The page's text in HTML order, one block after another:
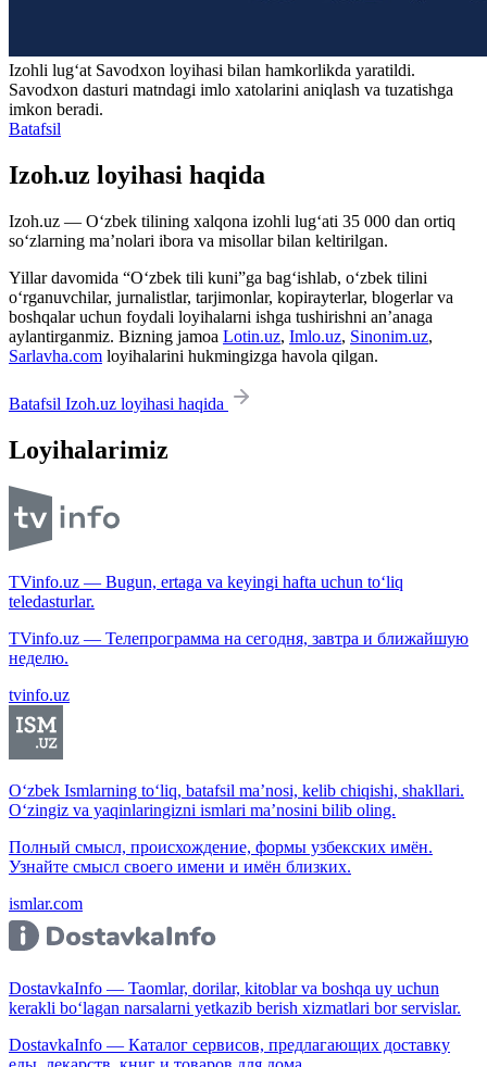
Izohli lugʻat Savodxon loyihasi bilan hamkorlikda yaratildi.
Savodxon dasturi matndagi imlo xatolarini aniqlash va tuzatishga
imkon beradi.
Batafsil
Izoh.uz loyihasi haqida
Izoh.uz — O‘zbek tilining xalqona izohli lug‘ati 35 000 dan ortiq
so‘zlarning ma’nolari ibora va misollar bilan keltirilgan.
Yillar davomida “O‘zbek tili kuni”ga bag‘ishlab, o‘zbek tilini
o‘rganuvchilar, jurnalistlar, tarjimonlar, kopirayterlar, blogerlar va
boshqalar uchun foydali loyihalarni ishga tushirishni an’anaga
aylantirganmiz. Bizning jamoa Lotin.uz, Imlo.uz, Sinonim.uz,
Sarlavha.com loyihalarini hukmingizga havola qilgan.
Batafsil Izoh.uz loyihasi haqida
Loyihalarimiz
TVinfo.uz — Bugun, ertaga va keyingi hafta uchun to‘liq
teledasturlar.
TVinfo.uz — Телепрограмма на сегодня, завтра и ближайшую
неделю.
tvinfo.uz
O‘zbek Ismlarning to‘liq, batafsil ma’nosi, kelib chiqishi, shakllari.
O‘zingiz va yaqinlaringizni ismlari ma’nosini bilib oling.
Полный смысл, происхождение, формы узбекских имён.
Узнайте смысл своего имени и имён близких.
ismlar.com
DostavkaInfo — Taomlar, dorilar, kitoblar va boshqa uy uchun
kerakli bo‘lagan narsalarni yetkazib berish xizmatlari bor servislar.
DostavkaInfo — Каталог сервисов, предлагающих доставку